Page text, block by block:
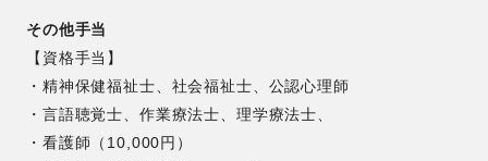
その他手当
【資格手当】
・精神保健福祉士、社会福祉士、公認心理師
・言語聴覚士、作業療法士、理学療法士、
・看護師（10,000円）